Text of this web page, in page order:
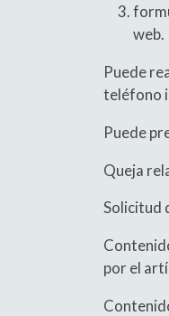
web.
Puede
teléfono
Puede
Queja
Solicitud
por el